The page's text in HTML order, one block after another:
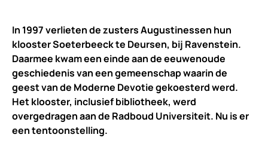
In 1997 verlieten de zusters Augustinessen hun
klooster Soeterbeeck te Deursen, bij Ravenstein.
Daarmee kwam een einde aan de eeuwenoude
geschiedenis van een gemeenschap waarin de
geest van de Moderne Devotie gekoesterd werd.
Het klooster, inclusief bibliotheek, werd
overgedragen aan de Radboud Universiteit. Nu is er
een tentoonstelling.